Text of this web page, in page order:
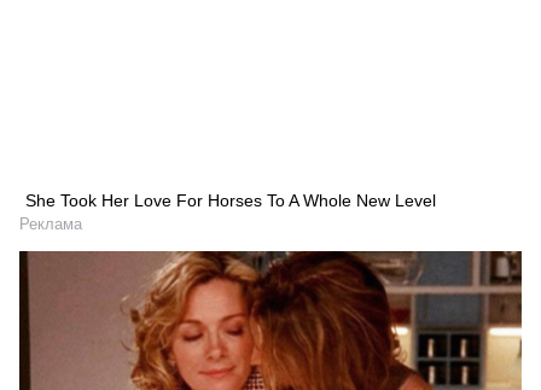
She Took Her Love For Horses To A Whole New Level
Реклама